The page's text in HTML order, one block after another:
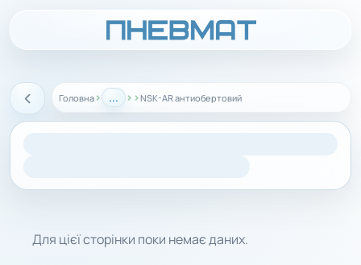
Назад Головна › ... › ›NSK-AR антиобертовий
Для цієї сторінки поки немає даних.